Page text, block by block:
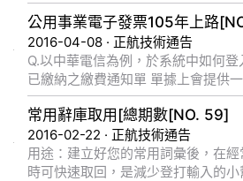
http://www.bli.gov.tw/
章
公用事業電子發票105年上路
2016-04-08 · 正航技術通告
Q.以中華電信為例，於系統中如何登入進項
已繳納之繳費通知單 單據上會提供一組變動載具號碼
觀看完整文章
常用辭庫取用[總期數[NO. 59]
2016-02-22 · 正航技術通告
用途：建立好您的常用詞彙後，在
時可快速取回，是減少登打輸入的小幫手喔